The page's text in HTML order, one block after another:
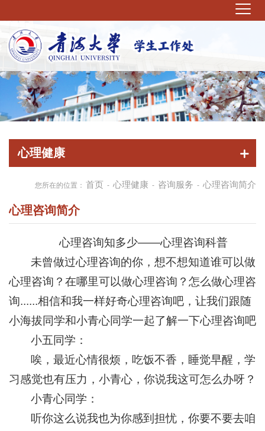
心理健康
您所在的位置： 首页 - 心理健康 - 咨询服务 - 心理咨询简介
心理咨询简介
心理咨询知多少——心理咨询科普
未曾做过心理咨询的你，想不想知道谁可以做
心理咨询？在哪里可以做心理咨询？怎么做心理咨
询......相信和我一样好奇心理咨询吧，让我们跟随
小海拔同学和小青心同学一起了解一下心理咨询吧
小五同学：
唉，最近心情很烦，吃饭不香，睡觉早醒，学
习感觉也有压力，小青心，你说我这可怎么办呀？
小青心同学：
听你这么说我也为你感到担忧，你要不要去咱